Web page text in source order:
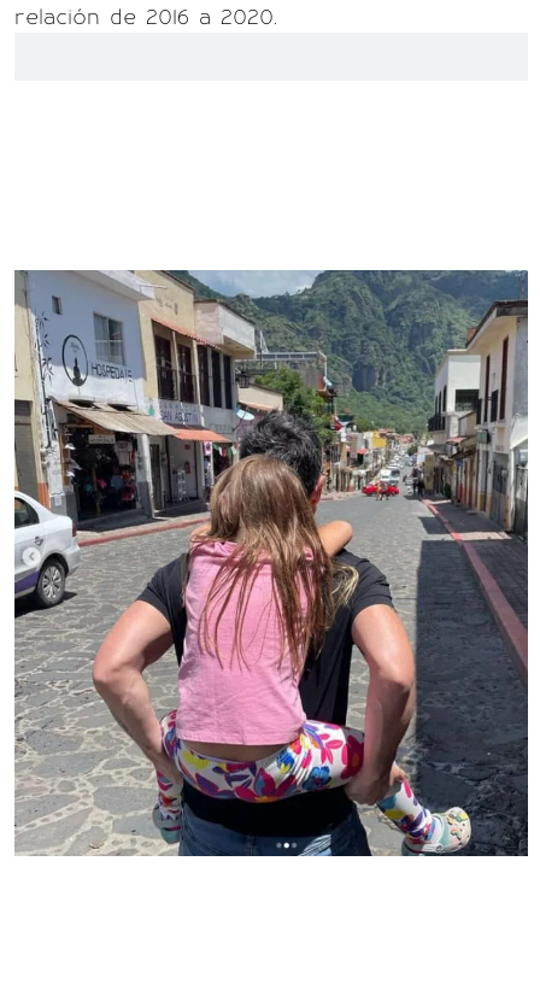
relación de 2016 a 2020.